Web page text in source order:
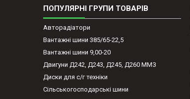
ПОПУЛЯРНІ ГРУПИ ТОВАРІВ
Авторадіатори
Вантажні шини 385/65-22,5
Вантажні шини 9,00-20
Двигуни Д242, Д243, Д245, Д260 ММЗ
Диски для с/г техніки
Сільськогосподарські шини